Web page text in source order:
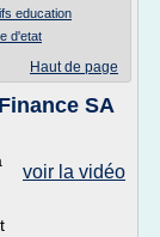
education
d'etat
Haut de page
SA
voir la vidéo